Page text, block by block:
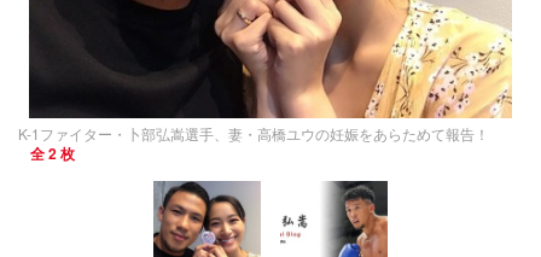
K-1ファイター・卜部弘嵩選手、妻・高橋ユウの妊娠をあらためて報告！
全 2 枚